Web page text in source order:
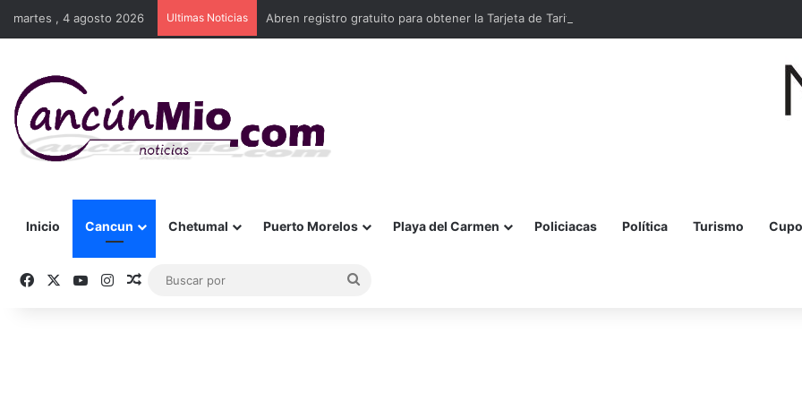
martes , 4 agosto 2026 Ultimas Noticias Abren registro gratuito para obtener la Tarjeta de Tarifa Social MOBI en Cancún
Inicio Cancun Chetumal Puerto Morelos Playa del Carmen Policiacas Política Turismo
FacebookYouTubeInstagram
Publicación al azar